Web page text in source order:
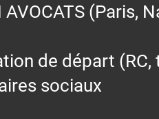
AVOCATS (Paris,
de départ
sociaux